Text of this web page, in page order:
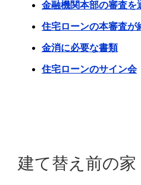
金融機関本部の審査を
住宅ローンの本審査が
金消に必要な書類
住宅ローンのサイン会
建て替え前の家